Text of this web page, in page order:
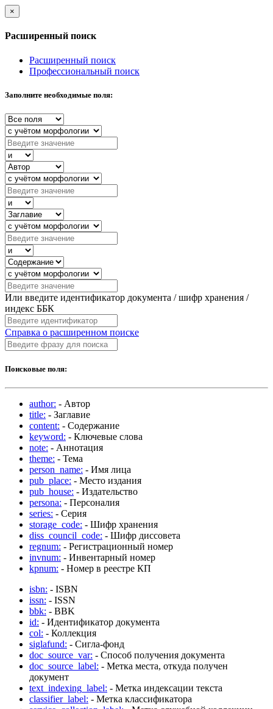
×
Расширенный поиск
Расширенный поиск
Профессиональный поиск
Заполните необходимые поля:
Или введите идентификатор документа / шифр хранения /
индекс ББК
Справка о расширенном поиске
Поисковые поля:
author: - Автор
title: - Заглавие
content: - Содержание
keyword: - Ключевые слова
note: - Аннотация
theme: - Тема
person_name: - Имя лица
pub_place: - Место издания
pub_house: - Издательство
persona: - Персоналия
series: - Серия
storage_code: - Шифр хранения
diss_council_code: - Шифр диссовета
regnum: - Регистрационный номер
invnum: - Инвентарный номер
kpnum: - Номер в реестре КП
isbn: - ISBN
issn: - ISSN
bbk: - BBK
id: - Идентификатор документа
col: - Коллекция
siglafund: - Сигла-фонд
doc_source_var: - Способ получения документа
doc_source_label: - Метка места, откуда получен
документ
text_indexing_label: - Метка индексации текста
classifier_label: - Метка классификатора